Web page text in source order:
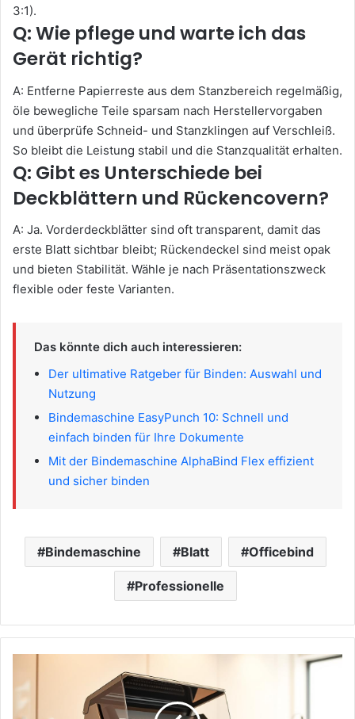
3:1).
Q: Wie pflege und warte ich das
Gerät richtig?
A: Entferne Papierreste aus dem Stanzbereich regelmäßig,
öle bewegliche Teile sparsam nach Herstellervorgaben
und überprüfe Schneid- und Stanzklingen auf Verschleiß.
So bleibt die Leistung stabil und die Stanzqualität erhalten.
Q: Gibt es Unterschiede bei
Deckblättern und Rückencovern?
A: Ja. Vorderdeckblätter sind oft transparent, damit das
erste Blatt sichtbar bleibt; Rückendeckel sind meist opak
und bieten Stabilität. Wähle je nach Präsentationszweck
flexible oder feste Varianten.
Das könnte dich auch interessieren:
Der ultimative Ratgeber für Binden: Auswahl und
Nutzung
Bindemaschine EasyPunch 10: Schnell und
einfach binden für Ihre Dokumente
Mit der Bindemaschine AlphaBind Flex effizient
und sicher binden
Bindemaschine Blatt Officebind
Professionelle
320